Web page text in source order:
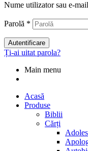
Nume utilizator sau e-mail
Parolă *
Autentificare
Ți-ai uitat parola?
Main menu
Acasă
Produse
Biblii
Cărți